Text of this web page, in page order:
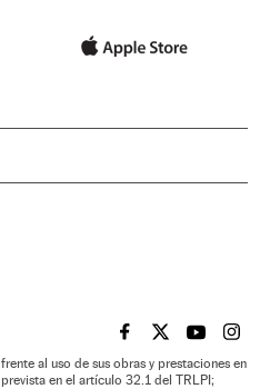
EL PAÍS BRASIL EN
EL PAÍSEL PAÍS
EL
al uso de sus obras y prestaciones en
en el artículo 32.1 del TRLPI;